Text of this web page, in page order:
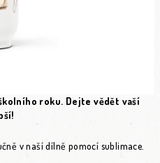
roku. Dejte vědět vaší
v naší dílně pomocí sublimace.